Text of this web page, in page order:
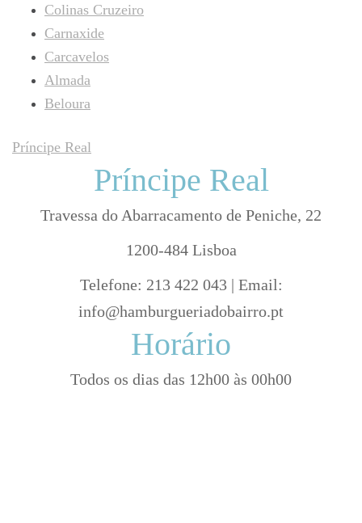
Colinas Cruzeiro
Carnaxide
Carcavelos
Almada
Beloura
Príncipe Real
Príncipe Real
Travessa do Abarracamento de Peniche, 22
1200-484 Lisboa
Telefone: 213 422 043 | Email:
info@hamburgueriadobairro.pt
Horário
Todos os dias das 12h00 às 00h00